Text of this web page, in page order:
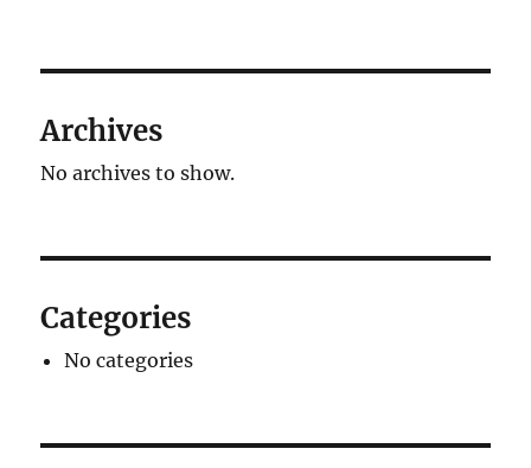
Archives
No archives to show.
Categories
No categories